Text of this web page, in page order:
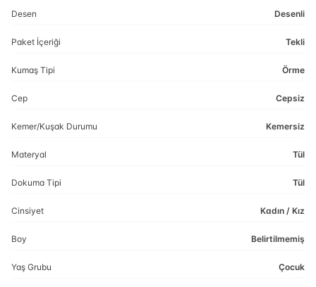
Desen Desenli
Paket İçeriği Tekli
Kumaş Tipi Örme
Cep Cepsiz
Kemer/Kuşak Durumu Kemersiz
Materyal Tül
Dokuma Tipi Tül
Cinsiyet Kadın / Kız
Boy Belirtilmemiş
Yaş Grubu Çocuk